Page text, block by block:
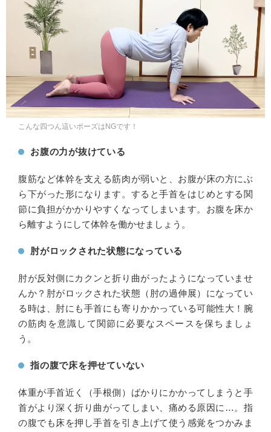
こんな四つん這いポーズはNGです！
お腹の力が抜けている
腹筋など体幹を支える筋肉が弱いと、お腹が床の方にぶ
ら下がった形になります。すると手首をはじめとする関
節に負担がかかりやすくなってしまいます。お腹を床か
ら離すようにして体幹を働かせましょう。
肘がロックされた状態になっている
肘が反対側にカクンと折り曲がったようになっていませ
んか？肘がロックされた状態（肘の過伸展）になってい
る時は、肘にも手首にも寄りかかっている可能性大！腕
の筋肉を意識して関節に必要なスペースを保ちましょ
う。
指の腹で床を押せていない
体重が手首近く（手根側）ばかりにかかってしまうと手
首がより深く折り曲がってしまい、痛める原因に…。指
の腹でも床を押し手首を引き上げて使う感覚をつかみま